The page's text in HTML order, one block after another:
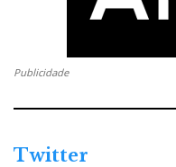
Publicidade
Twitter